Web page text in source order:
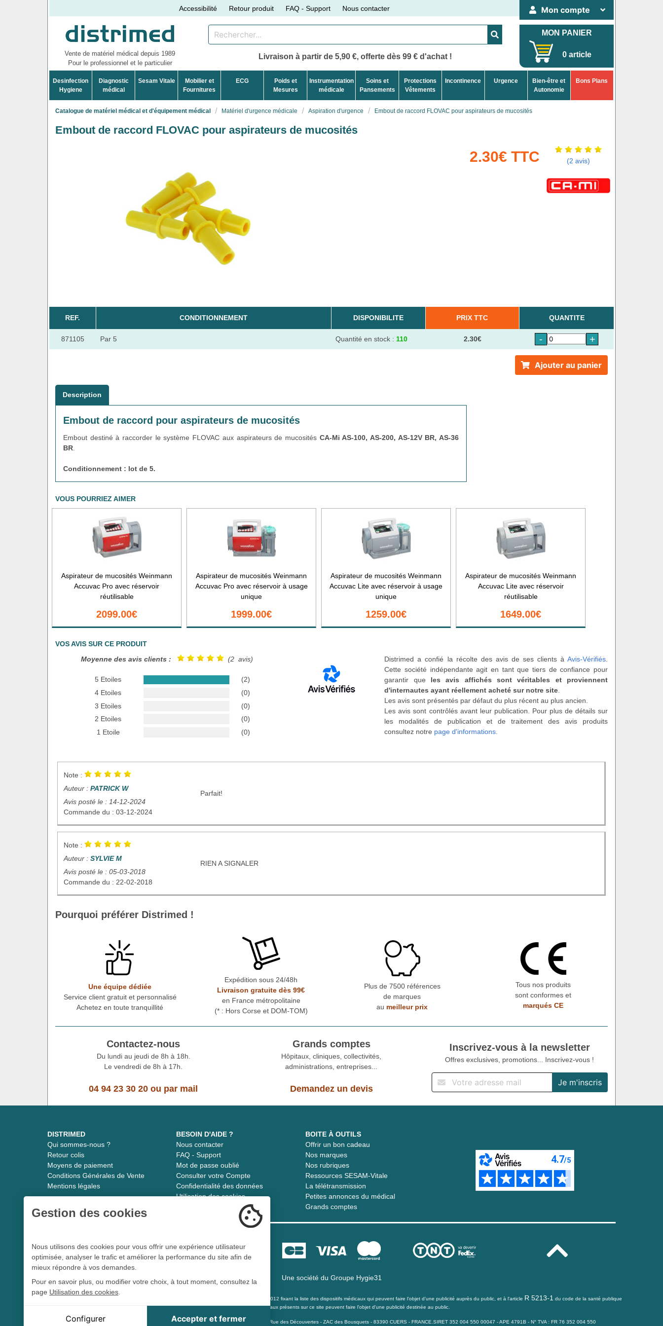
Accessibilité Retour produit FAQ - Support Nous contacter Mon compte
Vente de matériel médical depuis 1989
Pour le professionnel et le particulier
Livraison à partir de 5,90 €, offerte dès 99 € d'achat !
MON PANIER
0 article
Desinfection
Hygiene
Diagnostic
médical
Sesam Vitale
Mobilier et
Fournitures
ECG
Poids et
Mesures
Instrumentation
médicale
Soins et
Pansements
Protections
Vêtements
Incontinence Urgence
Bien-être et
Autonomie
Bons Plans
Catalogue de matériel médical et d'équipement médical Matériel d'urgence médicale Aspiration d'urgence Embout de raccord FLOVAC pour aspirateurs de mucosités
Embout de raccord FLOVAC pour aspirateurs de mucosités
2.30€ TTC (2 avis)
REF. CONDITIONNEMENT DISPONIBILITE PRIX TTC QUANTITE
871105 Par 5 Quantité en stock : 110 2.30€ - +
Ajouter au panier
Description
Embout de raccord pour aspirateurs de mucosités
Embout destiné à raccorder le système FLOVAC aux aspirateurs de mucosités CA-Mi AS-100, AS-200, AS-12V BR, AS-36
BR
Conditionnement : lot de 5.
VOUS POURRIEZ AIMER
Aspirateur de mucosités Weinmann
Accuvac Pro avec réservoir
réutilisable
2099.00€
Aspirateur de mucosités Weinmann
Accuvac Pro avec réservoir à usage
unique
1999.00€
Aspirateur de mucosités Weinmann
Accuvac Lite avec réservoir à usage
unique
1259.00€
Aspirateur de mucosités Weinmann
Accuvac Lite avec réservoir
réutilisable
1649.00€
VOS AVIS SUR CE PRODUIT
Moyenne des avis clients :
(2 avis)
5 Etoiles
(2)
4 Etoiles
(0)
3 Etoiles
(0)
2 Etoiles
(0)
1 Etoile
(0)
Distrimed a confié la récolte des avis de ses clients à Avis-Vérifiés.
Cette société indépendante agit en tant que tiers de confiance pour
garantir que les avis affichés sont véritables et proviennent
d'internautes ayant réellement acheté sur notre site
Les avis sont présentés par défaut du plus récent au plus ancien.
Les avis sont contrôlés avant leur publication. Pour plus de détails sur
les modalités de publication et de traitement des avis produits
consultez notre page d'informations
Note :
Auteur : PATRICK W
Avis posté le : 14-12-2024
Commande du : 03-12-2024
Parfait!
Note :
Auteur : SYLVIE M
Avis posté le : 05-03-2018
Commande du : 22-02-2018
RIEN A SIGNALER
Pourquoi préférer Distrimed !
Une équipe dédiée
Service client gratuit et personnalisé
Achetez en toute tranquillité
Expédition sous 24/48h
Livraison gratuite dès 99€
en France métropolitaine
(* : Hors Corse et DOM-TOM)
Plus de 7500 références
de marques
au meilleur prix
Tous nos produits
sont conformes et
marqués CE
Contactez-nous
Du lundi au jeudi de 8h à 18h.
Le vendredi de 8h à 17h.
04 94 23 30 20 ou par mail
Grands comptes
Hôpitaux, cliniques, collectivités,
administrations, entreprises...
Demandez un devis
Inscrivez-vous à la newsletter
Offres exclusives, promotions... Inscrivez-vous !
DISTRIMED
Qui sommes-nous ?
Retour colis
Moyens de paiement
Conditions Générales de Vente
Mentions légales
BESOIN D'AIDE ?
Nous contacter
FAQ - Support
Mot de passe oublié
Consulter votre Compte
Confidentialité des données
Utilisation des cookies
BOITE À OUTILS
Offrir un bon cadeau
Nos marques
Nos rubriques
Ressources SESAM-Vitale
La télétransmission
Petites annonces du médical
Grands comptes
Distrimed.com 1989 - 2026
Le spécialiste du matériel médical
Une société du Groupe Hygie31
L 5213-3 du code de la santé publique et à l’arrêté du 21 décembre 2012 fixant la liste des dispositifs médicaux qui peuvent faire l’objet d’une publicité auprès du public, et à l'article R 5213-1 du code de la santé publique
tous les dispositifs médicaux présents sur ce site peuvent faire l'objet d'une publicité destinée au public.
Distrimed.com est un service de la société Distrimed SAS au capital de 40 000 Euro - 15 Rue des Découvertes - ZAC des Bousquets - 83390 CUERS - FRANCE.SIRET 352 004 550 00047 - APE 4791B - N° TVA : FR 76 352 004 550
Gestion des cookies
Nous utilisons des cookies pour vous offrir une expérience utilisateur
optimisée, analyser le trafic et améliorer la performance du site afin de
mieux répondre à vos demandes.
Pour en savoir plus, ou modifier votre choix, à tout moment, consultez la
page Utilisation des cookies
Cookie de session, indispensable à la navigation sur le site
Configurer Accepter et fermer